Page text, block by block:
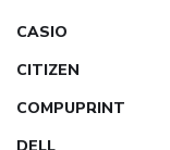
CASIO
CITIZEN
COMPUPRINT